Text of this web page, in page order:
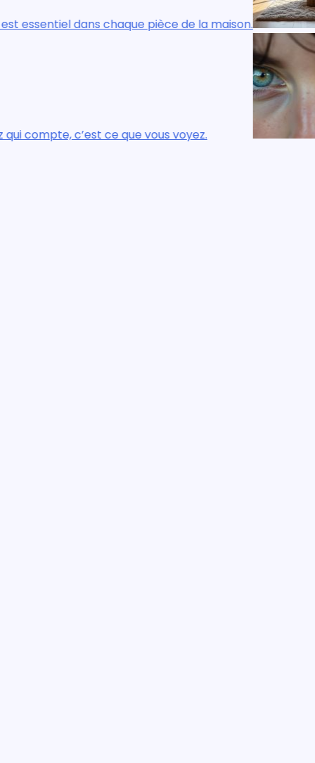
de la maison.
voyez.
Le confort réel,
Ce n’est pas ce que